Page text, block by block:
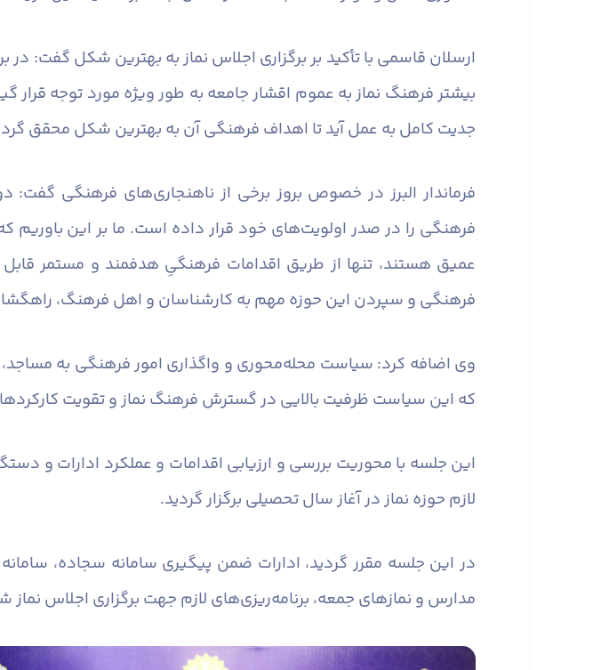
ارسلان قاسمی با تأکید بر برگزاری اجلاس نماز به بهترین شکل گفت:
بیشتر فرهنگ نماز به عموم اقشار جامعه به طور ویژه مورد توجه قرار
جدیت کامل به عمل آید تا اهداف فرهنگی آن به بهترین شکل محقق
فرماندار البرز در خصوص بروز برخی از ناهنجاری‌های فرهنگی گفت:
فرهنگی را در صدر اولویت‌های خود قرار داده است. ما بر این
عمیق هستند، تنها از طریق اقدامات فرهنگیِ هدفمند و مستمر
فرهنگی و سپردن این حوزه مهم به کارشناسان و اهل فرهنگ،
وی اضافه کرد: سیاست محله‌محوری و واگذاری امور فرهنگی به
که این سیاست ظرفیت بالایی در گسترش فرهنگ نماز و تقویت
این جلسه با محوریت بررسی و ارزیابی اقدامات و عملکرد ادارات و
لازم حوزه نماز در آغاز سال تحصیلی برگزار گردید.
در این جلسه مقرر گردید، ادارات ضمن پیگیری سامانه سجاده،
مدارس و نماز‌های جمعه، برنامه‌ریزی‌های لازم جهت برگزاری اجلاس نماز